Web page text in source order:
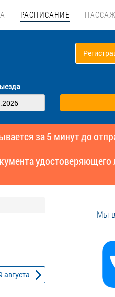
РАСПИСАНИЕ
за 5 минут до
удостоверяющего
августа
Мы